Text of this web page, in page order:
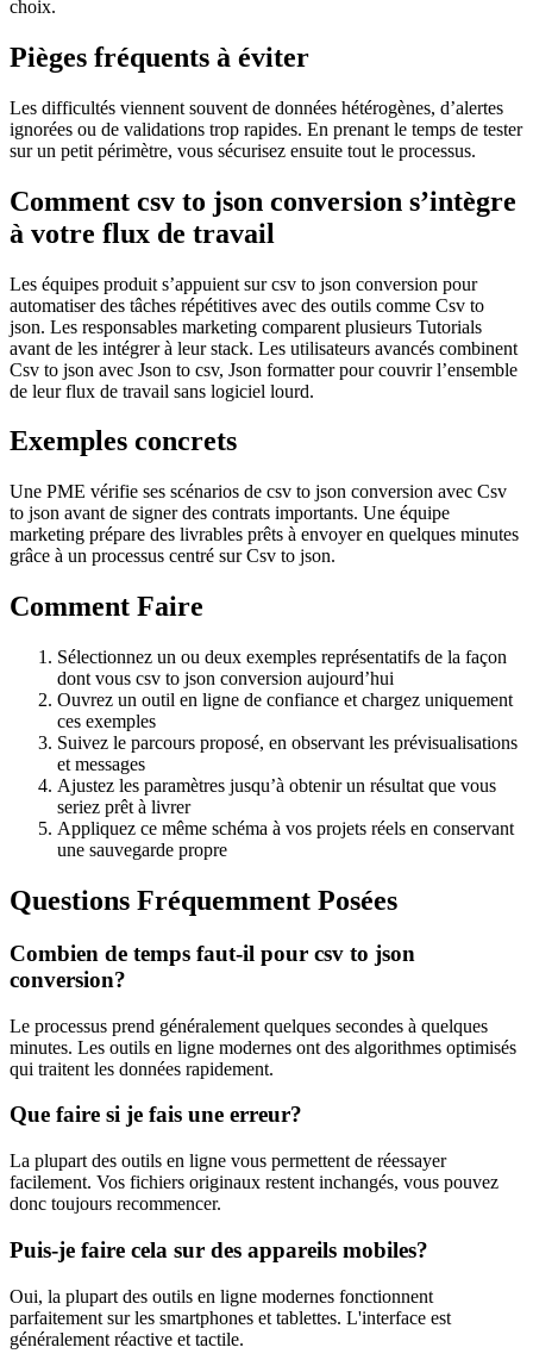
choix.
Pièges fréquents à éviter
Les difficultés viennent souvent de données hétérogènes, d’alertes
ignorées ou de validations trop rapides. En prenant le temps de tester
sur un petit périmètre, vous sécurisez ensuite tout le processus.
Comment csv to json conversion s’intègre
à votre flux de travail
Les équipes produit s’appuient sur csv to json conversion pour
automatiser des tâches répétitives avec des outils comme Csv to
json. Les responsables marketing comparent plusieurs Tutorials
avant de les intégrer à leur stack. Les utilisateurs avancés combinent
Csv to json avec Json to csv, Json formatter pour couvrir l’ensemble
de leur flux de travail sans logiciel lourd.
Exemples concrets
Une PME vérifie ses scénarios de csv to json conversion avec Csv
to json avant de signer des contrats importants. Une équipe
marketing prépare des livrables prêts à envoyer en quelques minutes
grâce à un processus centré sur Csv to json.
Comment Faire
Sélectionnez un ou deux exemples représentatifs de la façon
dont vous csv to json conversion aujourd’hui
Ouvrez un outil en ligne de confiance et chargez uniquement
ces exemples
Suivez le parcours proposé, en observant les prévisualisations
et messages
Ajustez les paramètres jusqu’à obtenir un résultat que vous
seriez prêt à livrer
Appliquez ce même schéma à vos projets réels en conservant
une sauvegarde propre
Questions Fréquemment Posées
Combien de temps faut-il pour csv to json
conversion?
Le processus prend généralement quelques secondes à quelques
minutes. Les outils en ligne modernes ont des algorithmes optimisés
qui traitent les données rapidement.
Que faire si je fais une erreur?
La plupart des outils en ligne vous permettent de réessayer
facilement. Vos fichiers originaux restent inchangés, vous pouvez
donc toujours recommencer.
Puis-je faire cela sur des appareils mobiles?
Oui, la plupart des outils en ligne modernes fonctionnent
parfaitement sur les smartphones et tablettes. L'interface est
généralement réactive et tactile.